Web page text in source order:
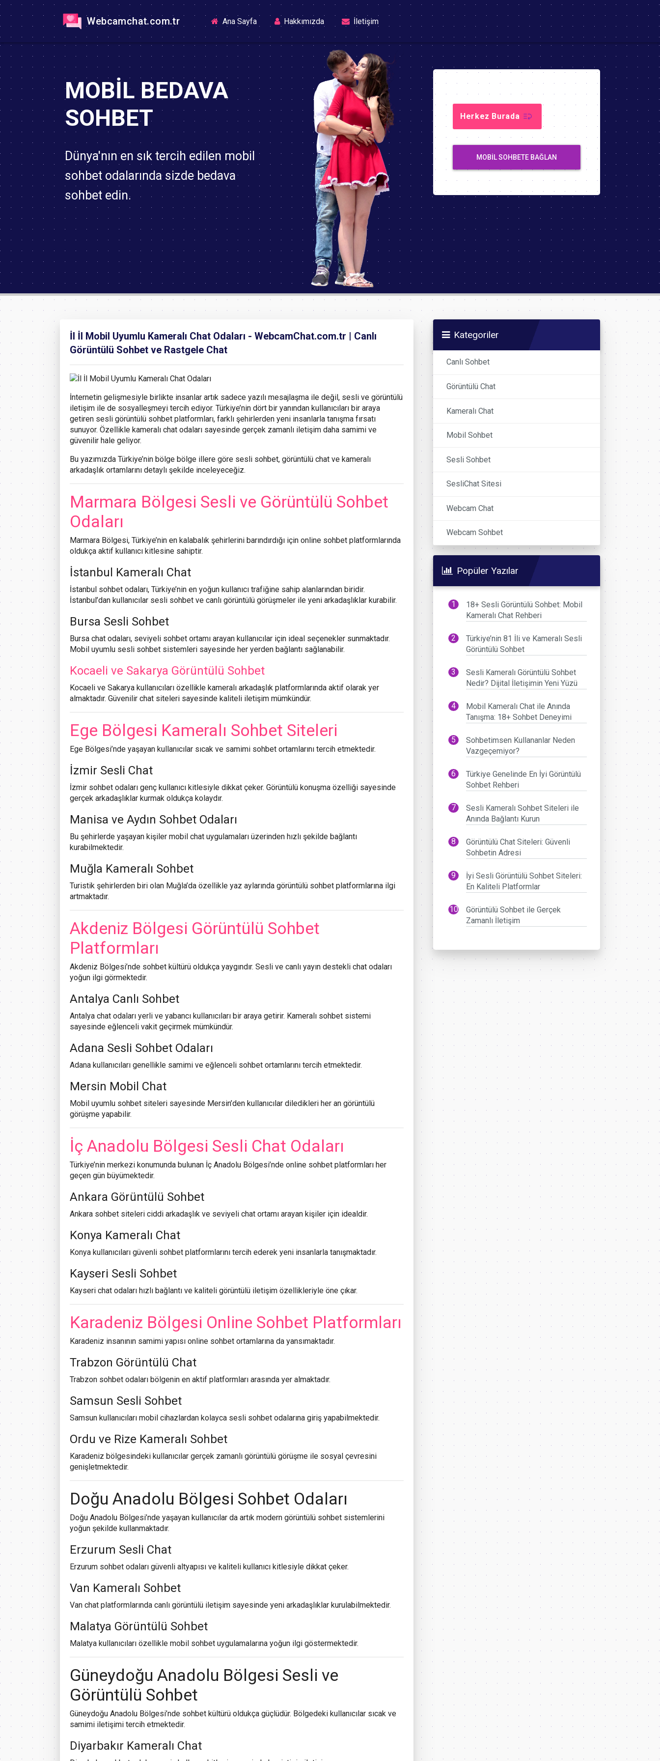
Webcamchat.com.tr Ana Sayfa(current)Hakkımızda İletişim
MOBIL BEDAVA
SOHBET
Dünya'nın en sık tercih edilen mobil
sohbet odalarında sizde bedava
sohbet edin.
Herkez Burada
MOBIL SOHBETE BAĞLAN
İl İl Mobil Uyumlu Kameralı Chat Odaları - WebcamChat.com.tr | Canlı
Görüntülü Sohbet ve Rastgele Chat
İnternetin gelişmesiyle birlikte insanlar artık sadece yazılı mesajlaşma ile değil, sesli ve görüntülü
iletişim ile de sosyalleşmeyi tercih ediyor. Türkiye’nin dört bir yanından kullanıcıları bir araya
getiren sesli görüntülü sohbet platformları, farklı şehirlerden yeni insanlarla tanışma fırsatı
sunuyor. Özellikle kameralı chat odaları sayesinde gerçek zamanlı iletişim daha samimi ve
güvenilir hale geliyor.
Bu yazımızda Türkiye’nin bölge bölge illere göre sesli sohbet, görüntülü chat ve kameralı
arkadaşlık ortamlarını detaylı şekilde inceleyeceğiz.
Marmara Bölgesi Sesli ve Görüntülü Sohbet
Odaları
Marmara Bölgesi, Türkiye’nin en kalabalık şehirlerini barındırdığı için online sohbet platformlarında
oldukça aktif kullanıcı kitlesine sahiptir.
İstanbul Kameralı Chat
İstanbul sohbet odaları, Türkiye’nin en yoğun kullanıcı trafiğine sahip alanlarından biridir.
İstanbul’dan kullanıcılar sesli sohbet ve canlı görüntülü görüşmeler ile yeni arkadaşlıklar kurabilir.
Bursa Sesli Sohbet
Bursa chat odaları, seviyeli sohbet ortamı arayan kullanıcılar için ideal seçenekler sunmaktadır.
Mobil uyumlu sesli sohbet sistemleri sayesinde her yerden bağlantı sağlanabilir.
Kocaeli ve Sakarya Görüntülü Sohbet
Kocaeli ve Sakarya kullanıcıları özellikle kameralı arkadaşlık platformlarında aktif olarak yer
almaktadır. Güvenilir chat siteleri sayesinde kaliteli iletişim mümkündür.
Ege Bölgesi Kameralı Sohbet Siteleri
Ege Bölgesi’nde yaşayan kullanıcılar sıcak ve samimi sohbet ortamlarını tercih etmektedir.
İzmir Sesli Chat
İzmir sohbet odaları genç kullanıcı kitlesiyle dikkat çeker. Görüntülü konuşma özelliği sayesinde
gerçek arkadaşlıklar kurmak oldukça kolaydır.
Manisa ve Aydın Sohbet Odaları
Bu şehirlerde yaşayan kişiler mobil chat uygulamaları üzerinden hızlı şekilde bağlantı
kurabilmektedir.
Muğla Kameralı Sohbet
Turistik şehirlerden biri olan Muğla’da özellikle yaz aylarında görüntülü sohbet platformlarına ilgi
artmaktadır.
Akdeniz Bölgesi Görüntülü Sohbet
Platformları
Akdeniz Bölgesi’nde sohbet kültürü oldukça yaygındır. Sesli ve canlı yayın destekli chat odaları
yoğun ilgi görmektedir.
Antalya Canlı Sohbet
Antalya chat odaları yerli ve yabancı kullanıcıları bir araya getirir. Kameralı sohbet sistemi
sayesinde eğlenceli vakit geçirmek mümkündür.
Adana Sesli Sohbet Odaları
Adana kullanıcıları genellikle samimi ve eğlenceli sohbet ortamlarını tercih etmektedir.
Mersin Mobil Chat
Mobil uyumlu sohbet siteleri sayesinde Mersin’den kullanıcılar diledikleri her an görüntülü
görüşme yapabilir.
İç Anadolu Bölgesi Sesli Chat Odaları
Türkiye’nin merkezi konumunda bulunan İç Anadolu Bölgesi’nde online sohbet platformları her
geçen gün büyümektedir.
Ankara Görüntülü Sohbet
Ankara sohbet siteleri ciddi arkadaşlık ve seviyeli chat ortamı arayan kişiler için idealdir.
Konya Kameralı Chat
Konya kullanıcıları güvenli sohbet platformlarını tercih ederek yeni insanlarla tanışmaktadır.
Kayseri Sesli Sohbet
Kayseri chat odaları hızlı bağlantı ve kaliteli görüntülü iletişim özellikleriyle öne çıkar.
Karadeniz Bölgesi Online Sohbet Platformları
Karadeniz insanının samimi yapısı online sohbet ortamlarına da yansımaktadır.
Trabzon Görüntülü Chat
Trabzon sohbet odaları bölgenin en aktif platformları arasında yer almaktadır.
Samsun Sesli Sohbet
Samsun kullanıcıları mobil cihazlardan kolayca sesli sohbet odalarına giriş yapabilmektedir.
Ordu ve Rize Kameralı Sohbet
Karadeniz bölgesindeki kullanıcılar gerçek zamanlı görüntülü görüşme ile sosyal çevresini
genişletmektedir.
Doğu Anadolu Bölgesi Sohbet Odaları
Doğu Anadolu Bölgesi’nde yaşayan kullanıcılar da artık modern görüntülü sohbet sistemlerini
yoğun şekilde kullanmaktadır.
Erzurum Sesli Chat
Erzurum sohbet odaları güvenli altyapısı ve kaliteli kullanıcı kitlesiyle dikkat çeker.
Van Kameralı Sohbet
Van chat platformlarında canlı görüntülü iletişim sayesinde yeni arkadaşlıklar kurulabilmektedir.
Malatya Görüntülü Sohbet
Malatya kullanıcıları özellikle mobil sohbet uygulamalarına yoğun ilgi göstermektedir.
Güneydoğu Anadolu Bölgesi Sesli ve
Görüntülü Sohbet
Güneydoğu Anadolu Bölgesi’nde sohbet kültürü oldukça güçlüdür. Bölgedeki kullanıcılar sıcak ve
samimi iletişimi tercih etmektedir.
Diyarbakır Kameralı Chat
Kategoriler
Canlı Sohbet
Görüntülü Chat
Kameralı Chat
Mobil Sohbet
Sesli Sohbet
SesliChat Sitesi
Webcam Chat
Webcam Sohbet
Popüler Yazılar
18+ Sesli Görüntülü Sohbet: Mobil
Kameralı Chat Rehberi
Türkiye’nin 81 İli ve Kameralı Sesli
Görüntülü Sohbet
Sesli Kameralı Görüntülü Sohbet
Nedir? Dijital İletişimin Yeni Yüzü
Mobil Kameralı Chat ile Anında
Tanışma: 18+ Sohbet Deneyimi
Sohbetimsen Kullananlar Neden
Vazgeçemiyor?
Türkiye Genelinde En İyi Görüntülü
Sohbet Rehberi
Sesli Kameralı Sohbet Siteleri ile
Anında Bağlantı Kurun
Görüntülü Chat Siteleri: Güvenli
Sohbetin Adresi
İyi Sesli Görüntülü Sohbet Siteleri:
En Kaliteli Platformlar
Görüntülü Sohbet ile Gerçek
Zamanlı İletişim